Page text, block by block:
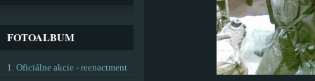
FOTOALBUM
1. Oficiálne akcie - reenactment